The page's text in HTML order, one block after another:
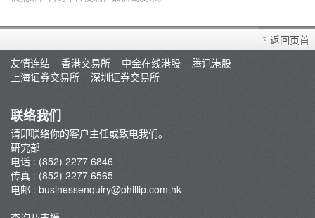
返回页首
友情连结
香港交易所 中金在线港股
腾讯港股
上海证券交易所
深圳证券交易所
联络我们
请即联络你的客户主任或致电我们。
研究部
电话 : (852) 2277 6846
传真 : (852) 2277 6565
电邮 : businessenquiry@phillip.com.hk